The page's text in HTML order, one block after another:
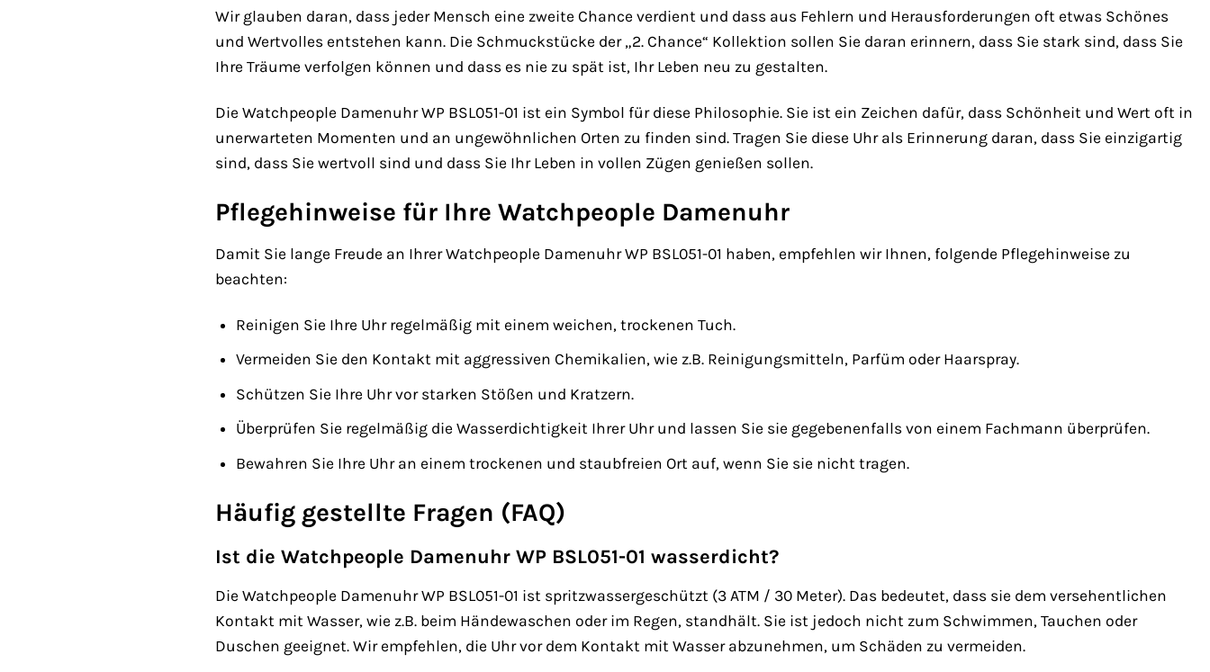
Wir glauben daran, dass jeder Mensch eine zweite Chance verdient und dass aus Fehlern und Herausforderungen oft etwas Schönes
und Wertvolles entstehen kann. Die Schmuckstücke der „2. Chance“ Kollektion sollen Sie daran erinnern, dass Sie stark sind, dass Sie
Ihre Träume verfolgen können und dass es nie zu spät ist, Ihr Leben neu zu gestalten.
Die Watchpeople Damenuhr WP BSL051-01 ist ein Symbol für diese Philosophie. Sie ist ein Zeichen dafür, dass Schönheit und Wert oft in
unerwarteten Momenten und an ungewöhnlichen Orten zu finden sind. Tragen Sie diese Uhr als Erinnerung daran, dass Sie einzigartig
sind, dass Sie wertvoll sind und dass Sie Ihr Leben in vollen Zügen genießen sollen.
Pflegehinweise für Ihre Watchpeople Damenuhr
Damit Sie lange Freude an Ihrer Watchpeople Damenuhr WP BSL051-01 haben, empfehlen wir Ihnen, folgende Pflegehinweise zu
beachten:
Reinigen Sie Ihre Uhr regelmäßig mit einem weichen, trockenen Tuch.
Vermeiden Sie den Kontakt mit aggressiven Chemikalien, wie z.B. Reinigungsmitteln, Parfüm oder Haarspray.
Schützen Sie Ihre Uhr vor starken Stößen und Kratzern.
Überprüfen Sie regelmäßig die Wasserdichtigkeit Ihrer Uhr und lassen Sie sie gegebenenfalls von einem Fachmann überprüfen.
Bewahren Sie Ihre Uhr an einem trockenen und staubfreien Ort auf, wenn Sie sie nicht tragen.
Häufig gestellte Fragen (FAQ)
Ist die Watchpeople Damenuhr WP BSL051-01 wasserdicht?
Die Watchpeople Damenuhr WP BSL051-01 ist spritzwassergeschützt (3 ATM / 30 Meter). Das bedeutet, dass sie dem versehentlichen
Kontakt mit Wasser, wie z.B. beim Händewaschen oder im Regen, standhält. Sie ist jedoch nicht zum Schwimmen, Tauchen oder
Duschen geeignet. Wir empfehlen, die Uhr vor dem Kontakt mit Wasser abzunehmen, um Schäden zu vermeiden.